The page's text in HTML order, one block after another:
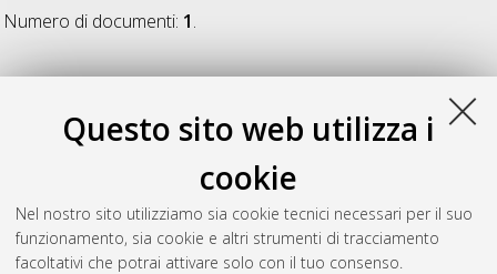
Questo sito web utilizza i
cookie
Nel nostro sito utilizziamo sia cookie tecnici necessari per il suo
funzionamento, sia cookie e altri strumenti di tracciamento
facoltativi che potrai attivare solo con il tuo consenso.
Numero di documenti: 1.
M
Maini, Matilde(2016)Expressions of the periphery in Brazilian
, [Dissertation thesis], Alma Mater
Studiorum Università di Bologna. Dottorato di ricerca in
Letterature moderne, comparate e postcoloniali, 28 Ciclo. DOI
10.6092/unibo/amsdottorato/7441.